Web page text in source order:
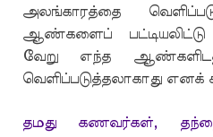
அலங்காரத்தை
ஆண்களைப்
வேறு எந்த
வெளிப்படுத்தலாகாது எனக்
தமது கணவர்கள்,